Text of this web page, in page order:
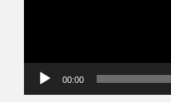
00:00